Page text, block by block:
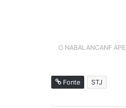
O NABALANCANF
Fonte STJ